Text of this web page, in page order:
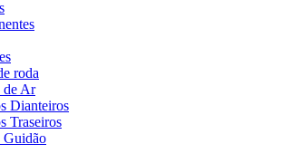
roda
de Ar
Dianteiros
Traseiros
Guidão